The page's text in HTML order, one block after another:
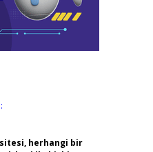
herhangi bir